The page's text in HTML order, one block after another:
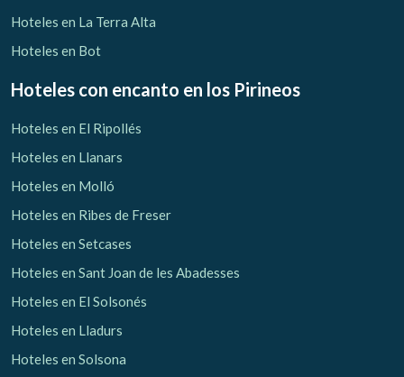
Hoteles en La Terra Alta
Hoteles en Bot
Hoteles con encanto en los Pirineos
Hoteles en El Ripollés
Hoteles en Llanars
Hoteles en Molló
Hoteles en Ribes de Freser
Hoteles en Setcases
Hoteles en Sant Joan de les Abadesses
Hoteles en El Solsonés
Hoteles en Lladurs
Hoteles en Solsona